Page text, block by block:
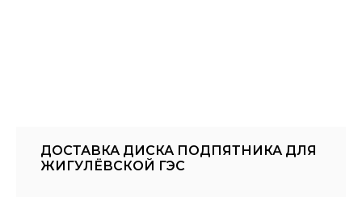
ДОСТАВКА ДИСКА ПОДПЯТНИКА ДЛЯ
ЖИГУЛЁВСКОЙ ГЭС